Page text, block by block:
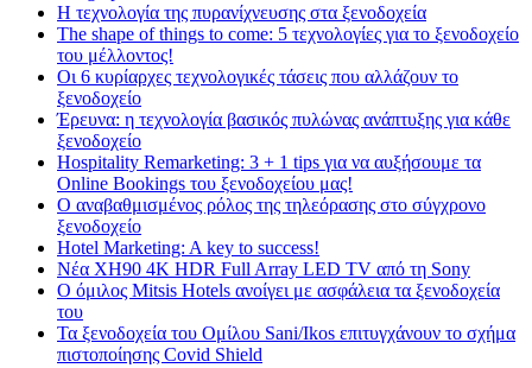
Η τεχνολογία της πυρανίχνευσης στα ξενοδοχεία
The shape of things to come: 5 τεχνολογίες για το ξενοδοχείο
του μέλλοντος!
Οι 6 κυρίαρχες τεχνολογικές τάσεις που αλλάζουν το
ξενοδοχείο
Έρευνα: η τεχνολογία βασικός πυλώνας ανάπτυξης για κάθε
ξενοδοχείο
Hospitality Remarketing: 3 + 1 tips για να αυξήσουμε τα
Online Bookings του ξενοδοχείου μας!
Ο αναβαθμισμένος ρόλος της τηλεόρασης στο σύγχρονο
ξενοδοχείο
Hotel Marketing: A key to success!
Νέα XH90 4K HDR Full Array LED TV από τη Sony
Ο όμιλος Mitsis Hotels ανοίγει με ασφάλεια τα ξενοδοχεία
του
Τα ξενοδοχεία του Ομίλου Sani/Ikos επιτυγχάνουν το σχήμα
πιστοποίησης Covid Shield